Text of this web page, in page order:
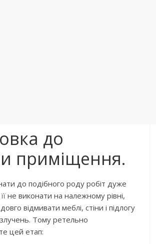
до
приміщення.
до подібного роду робіт дуже
не виконати на належному рівні,
відмивати меблі, стіни і підлогу
Тому ретельно
цей етап: